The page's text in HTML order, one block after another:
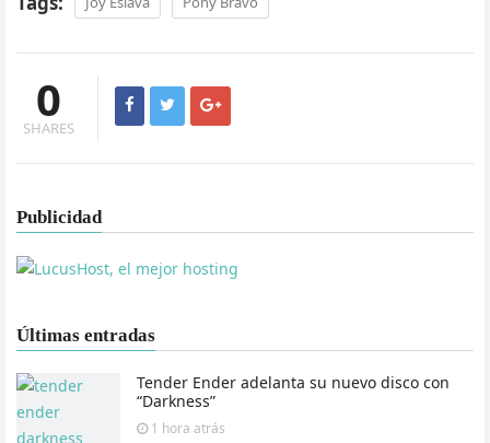
0
SHARES
Publicidad
Últimas entradas
Tender Ender adelanta su nuevo disco con
“Darkness”
1 hora atrás